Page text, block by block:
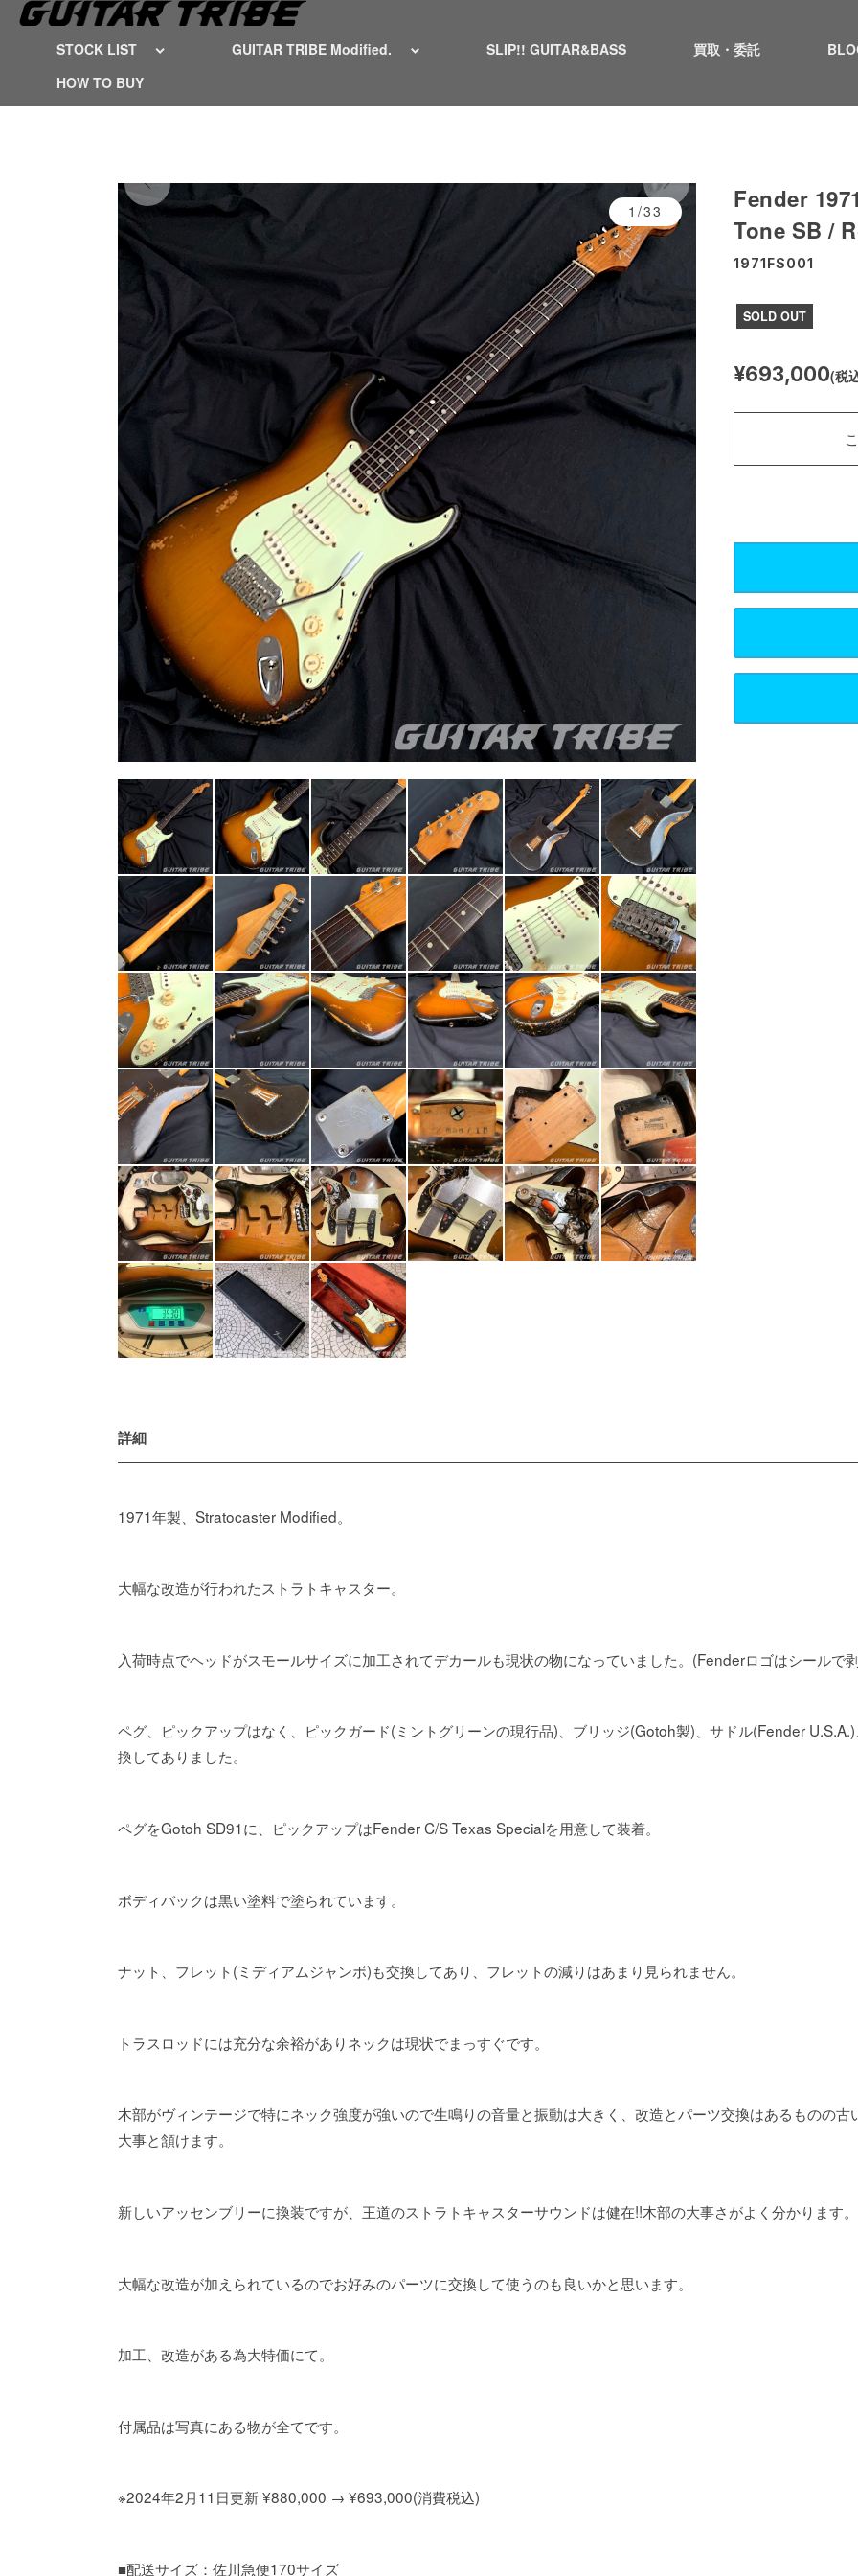
STOCK LIST GUITAR TRIBE Modified. SLIP!! GUITAR&BASS 買取・委託
HOW TO BUY
1/33
Fender
Tone SB /
1971FS001
SOLD OUT
¥693,000(税
詳細
1971年製、Stratocaster Modified。
大幅な改造が行われたストラトキャスター。
入荷時点でヘッドがスモールサイズに加工されてデカールも現状の物になっていました。(Fenderロゴはシールで
ペグ、ピックアップはなく、ピックガード(ミントグリーンの現行品)、ブリッジ(Gotoh製)、サドル(Fender
換してありました。
ペグをGotoh SD91に、ピックアップはFender C/S Texas Specialを用意して装着。
ボディバックは黒い塗料で塗られています。
ナット、フレット(ミディアムジャンボ)も交換してあり、フレットの減りはあまり見られません。
トラスロッドには充分な余裕がありネックは現状でまっすぐです。
木部がヴィンテージで特にネック強度が強いので生鳴りの音量と振動は大きく、改造とパーツ交換はあるものの
大事と頷けます。
新しいアッセンブリーに換装ですが、王道のストラトキャスターサウンドは健在!!木部の大事さがよく分かります。
大幅な改造が加えられているのでお好みのパーツに交換して使うのも良いかと思います。
加工、改造がある為大特価にて。
付属品は写真にある物が全てです。
※2024年2月11日更新 ¥880,000 → ¥693,000(消費税込)
■配送サイズ：佐川急便170サイズ